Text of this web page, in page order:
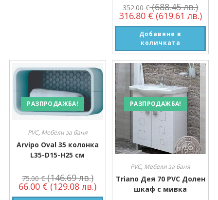
352.00€ (688.45 лв.)
316.80 € (619.61 лв.)
Добавяне в
количката
РАЗПРОДАЖБА!
PVC, Мебели за баня
Arvipo Oval 35 колонка
L35-D15-H25 см
75.00€ (146.69 лв.)
66.00 € (129.08 лв.)
РАЗПРОДАЖБА!
PVC, Мебели за баня
Triano Дея 70 PVC Долен
шкаф с мивка